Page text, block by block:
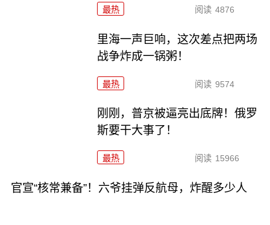
最热 阅读 4876
里海一声巨响，这次差点把两场
战争炸成一锅粥！
最热 阅读 9574
刚刚，普京被逼亮出底牌！俄罗
斯要干大事了！
最热 阅读 15966
官宣“核常兼备”！六爷挂弹反航母，炸醒多少人